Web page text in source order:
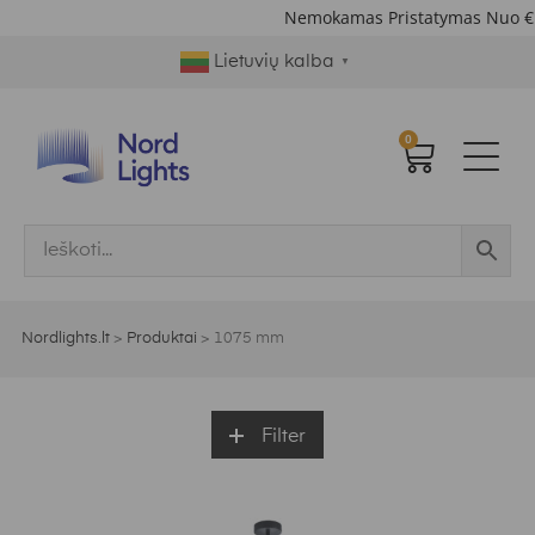
Nemokamas Pristatymas Nuo
Lietuvių kalba ▼
0
Nordlights.lt > Produktai > 1075 mm
Filter